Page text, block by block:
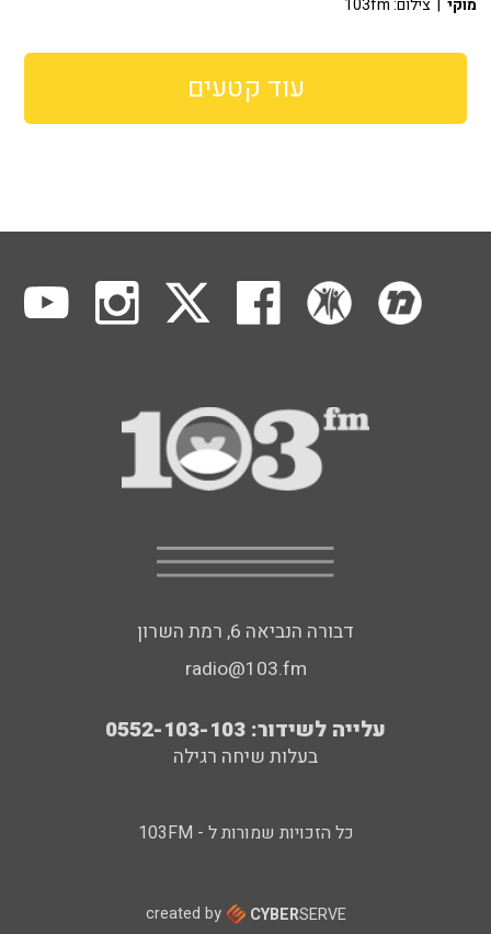
מוקי | צילום: 103fm
עוד קטעים
דבורה הנביאה 6, רמת השרון
radio@103.fm
עלייה לשידור: 0552-103-103
בעלות שיחה רגילה
כל הזכויות שמורות ל - 103FM
created by CYBERSERVE